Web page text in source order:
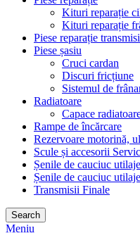
Kituri reparație
Kituri reparație
Piese reparație
Piese șasiu
Cruci cardan
Discuri fricțiune
Sistemul de
Radiatoare
Capace
Rampe de încărcare
Rezervoare motorină,
Scule și accesorii
Șenile de cauciuc
Șenile de cauciuc
Transmisii Finale
Search
Meniu